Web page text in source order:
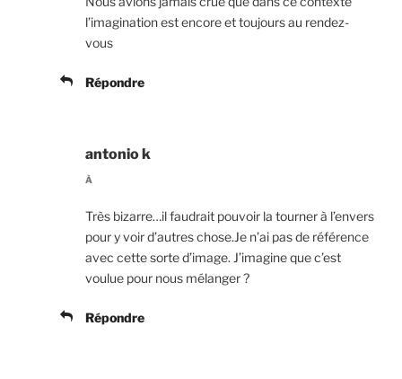
l’imagination est encore et toujours au rendez-
vous
Répondre
antonio k
À
Très bizarre…il faudrait pouvoir la tourner à l’envers
pour y voir d’autres chose.Je n’ai pas de référence
avec cette sorte d’image. J’imagine que c’est
voulue pour nous mélanger ?
Répondre